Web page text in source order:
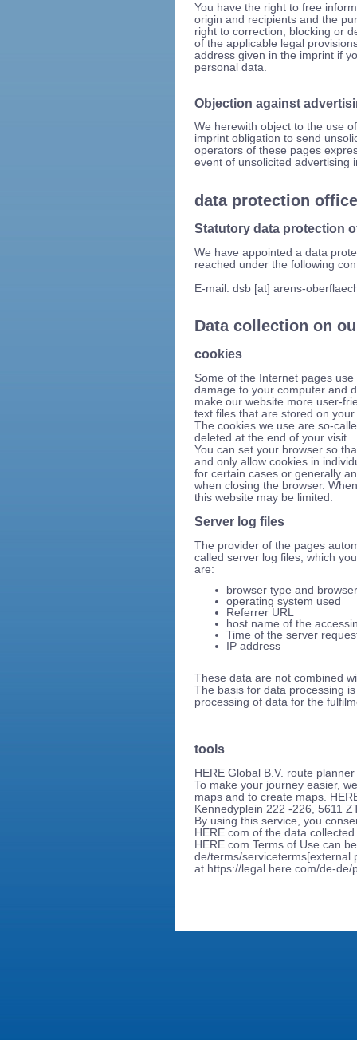
You have the right to free
origin and recipients and the
right to correction, blocking or
of the applicable legal
address given in the imprint if
personal data.
Objection against
We herewith object to the use
imprint obligation to send
operators of these pages
event of unsolicited advertising
data protection
Statutory data protection
We have appointed a data
reached under the following
E-mail: dsb [at] arens-
Data collection on
cookies
Some of the Internet pages
damage to your computer and
make our website more user-
text files that are stored on
The cookies we use are so-
deleted at the end of your visit.
You can set your browser so
and only allow cookies in
for certain cases or generally
when closing the browser.
this website may be limited.
Server log files
The provider of the pages
called server log files, which
are:
browser type and
operating system used
Referrer URL
host name of the
Time of the server
IP address
These data are not combined
The basis for data processing
processing of data for the
tools
HERE Global B.V. route planner
To make your journey easier,
maps and to create maps.
Kennedyplein 222 -226, 5611
By using this service, you
HERE.com of the data
HERE.com Terms of Use can
de/terms/serviceterms[external
at https://legal.here.com/de-